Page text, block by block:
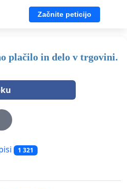
Začnite peticijo
plačilo in delo v trgovini.
1 321